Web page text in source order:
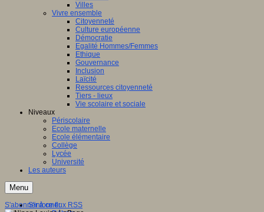
Villes
Vivre ensemble
Citoyenneté
Culture européenne
Démocratie
Egalité Hommes/Femmes
Ethique
Gouvernance
Inclusion
Laïcité
Ressources citoyenneté
Tiers - lieux
Vie scolaire et sociale
Niveaux
Périscolaire
Ecole maternelle
Ecole élémentaire
Collège
Lycée
Université
Les auteurs
Menu
S'informer
S'abonner à ce flux RSS